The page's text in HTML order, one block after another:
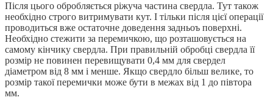
Після цього обробляється ріжуча частина свердла. Тут також
необхідно строго витримувати кут. І тільки після цієї операції
проводиться вже остаточне доведення задньоъ поверхні.
Необхідно стежити за перемичкою, що розташовується на
самому кінчику свердла. При правильній обробці свердла її
розмір не повинен перевищувати 0,4 мм для свердел
діаметром від 8 мм і менше. Якщо свердло більш велике, то
розмір такої перемички може бути в межах від 1 до півтора
мм.